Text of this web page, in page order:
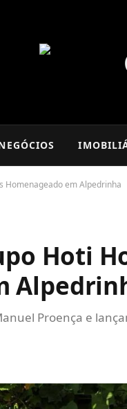
Homenageado em Alpedrinha
Hoti
Proença e